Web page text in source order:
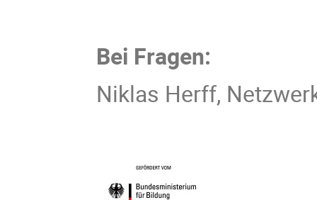
Bei Fragen:
Niklas Herff,